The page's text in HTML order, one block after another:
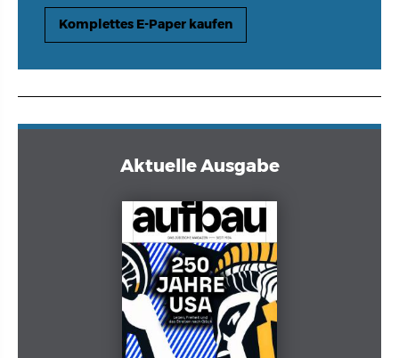
Komplettes E-Paper kaufen
Aktuelle Ausgabe